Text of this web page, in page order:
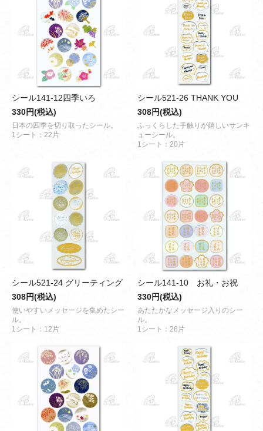
シール141-12四季いろ
330円(税込)
日本の四季を切り取ったシール。
1シート：22片
シール521-26 THANK YOU
308円(税込)
ふっくらした手触りが嬉しいサンキ
ューシール。
1シート：20片
シール521-24 グリーティング
308円(税込)
使いやすいメッセージを集めたシー
ル。
1シート：12片
シール141-10 お礼・お祝
330円(税込)
あたたかなメッセージ入りのシー
ル。
1シート：28片